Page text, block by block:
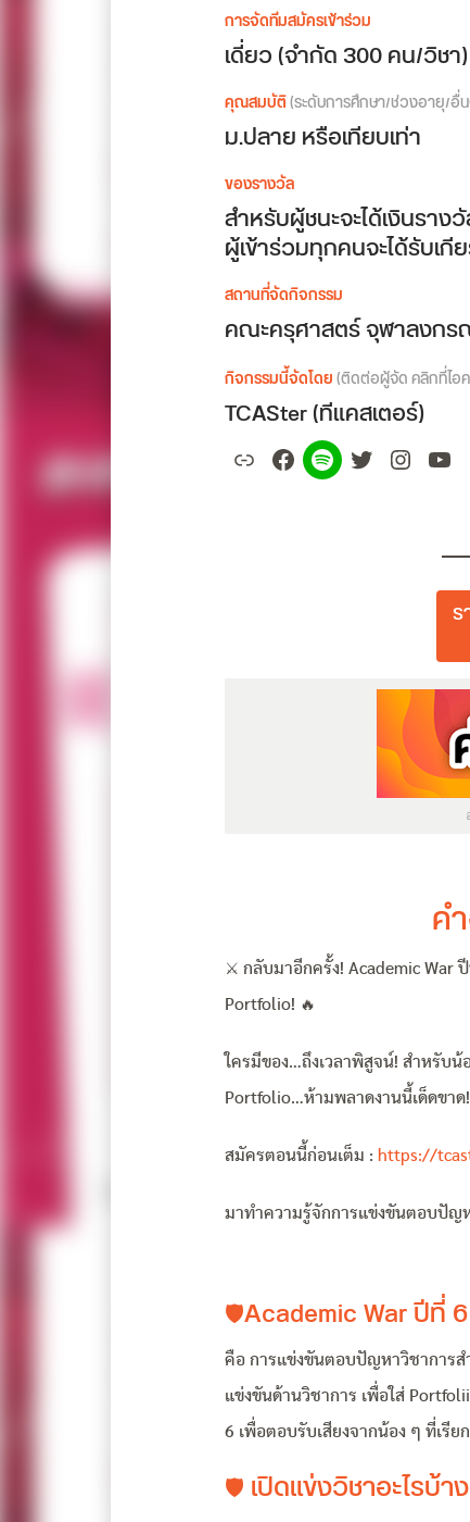
การจัดทีมสมัครเข้าร่วม
เดี่ยว (จำกัด 300 คน/วิชา)
คุณสมบัติ(ระดับการศึกษา/ช่วงอายุ/อื่
ม.ปลาย หรือเทียบเท่า
ของรางวัล
สำหรับผู้ชนะจะได้เงินรา
ผู้เข้าร่วมทุกคนจะได้รับเ
สถานที่จัดกิจกรรม
คณะครุศาสตร์ จุฬาลงก
กิจกรรมนี้จัดโดย(ติดต่อผู้จัด คลิกที่ไอ
TCASter (ทีแคสเตอร์)
LinkFacebook
SpotifyTwitter
ค
⚔️ กลับมาอีกครั้ง! Academic War
Portfolio! 🔥
ใครมีของ…ถึงเวลาพิสูจน์! สำหรับน้
Portfolio…ห้ามพลาดงานนี้เด็ดขาด
สมัครตอนนี้ก่อนเต็ม : https://
มาทำความรู้จักการแข่งขันตอบปัญ
🛡Academic War ปีที่
คือ การแข่งขันตอบปัญหาวิชาการส
แข่งขันด้านวิชาการ เพื่อใส่
6 เพื่อตอบรับเสียงจากน้อง ๆ ที่เรีย
🛡 เปิดแข่งวิชาอะไรบ้า